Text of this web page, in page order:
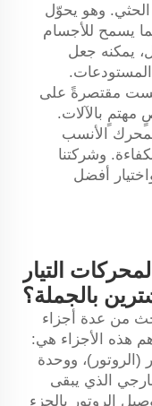
الحثي. وهو يحوّل
يسمح للأجسام
يمكنه جعل
المستودعات.
مقتصرةً على
بالآلات.
الأنسب
وشركتنا
أفضل
التيار
بالجملة؟
من عدة أجزاء
هذه الأجزاء هي:
(الروتور)، ووحدة
الذي يبقى
الروتور بالجزء